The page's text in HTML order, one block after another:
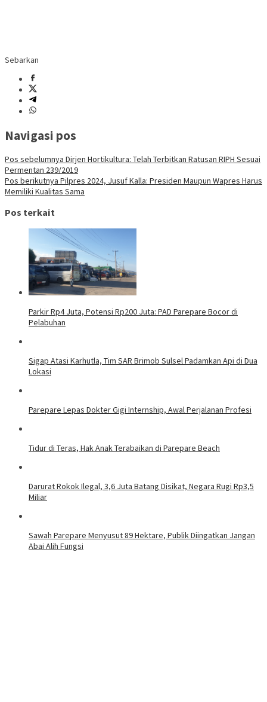
Sebarkan
Navigasi pos
Pos sebelumnya Dirjen Hortikultura: Telah Terbitkan Ratusan RIPH Sesuai
Permentan 239/2019
Pos berikutnya Pilpres 2024, Jusuf Kalla: Presiden Maupun Wapres Harus
Memiliki Kualitas Sama
Pos terkait
Parkir Rp4 Juta, Potensi Rp200 Juta: PAD Parepare Bocor di
Pelabuhan
Sigap Atasi Karhutla, Tim SAR Brimob Sulsel Padamkan Api di Dua
Lokasi
Parepare Lepas Dokter Gigi Internship, Awal Perjalanan Profesi
Tidur di Teras, Hak Anak Terabaikan di Parepare Beach
Darurat Rokok Ilegal, 3,6 Juta Batang Disikat, Negara Rugi Rp3,5
Miliar
Sawah Parepare Menyusut 89 Hektare, Publik Diingatkan Jangan
Abai Alih Fungsi